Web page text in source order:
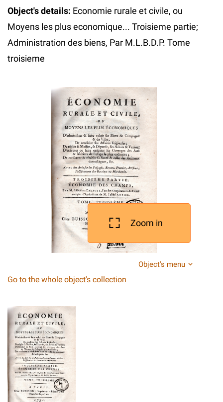
Object's details: Economie rurale et civile, ou
Moyens les plus economique... Troisieme partie;
Administration des biens, Par M.L.B.D.P. Tome
troisieme
Zoom in
Object's menu
Go to the whole object's collection